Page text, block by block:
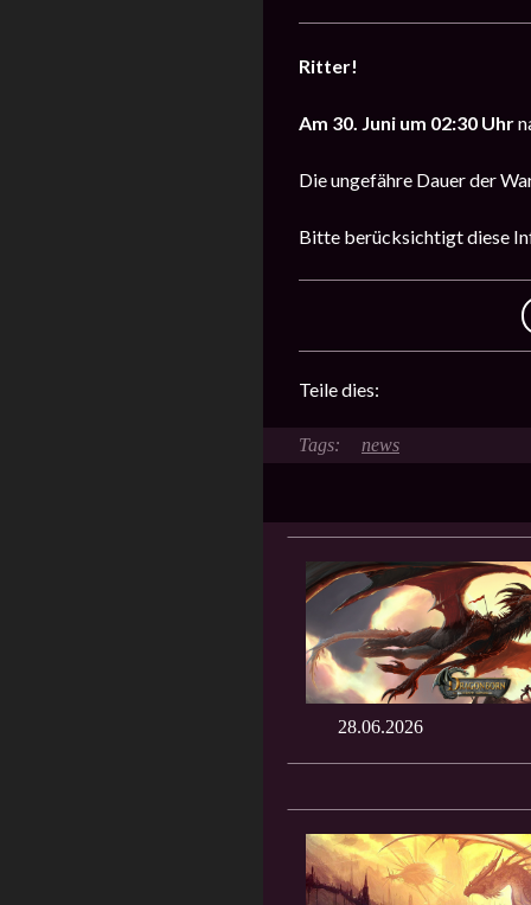
Ritter!
Am 30. Juni um 02:30 Uhr
Die ungefähre Dauer der
Bitte berücksichtigt diese
Teile dies:
news
28.06.2026